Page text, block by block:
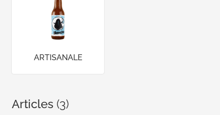
ARTISANALE
Articles (3)